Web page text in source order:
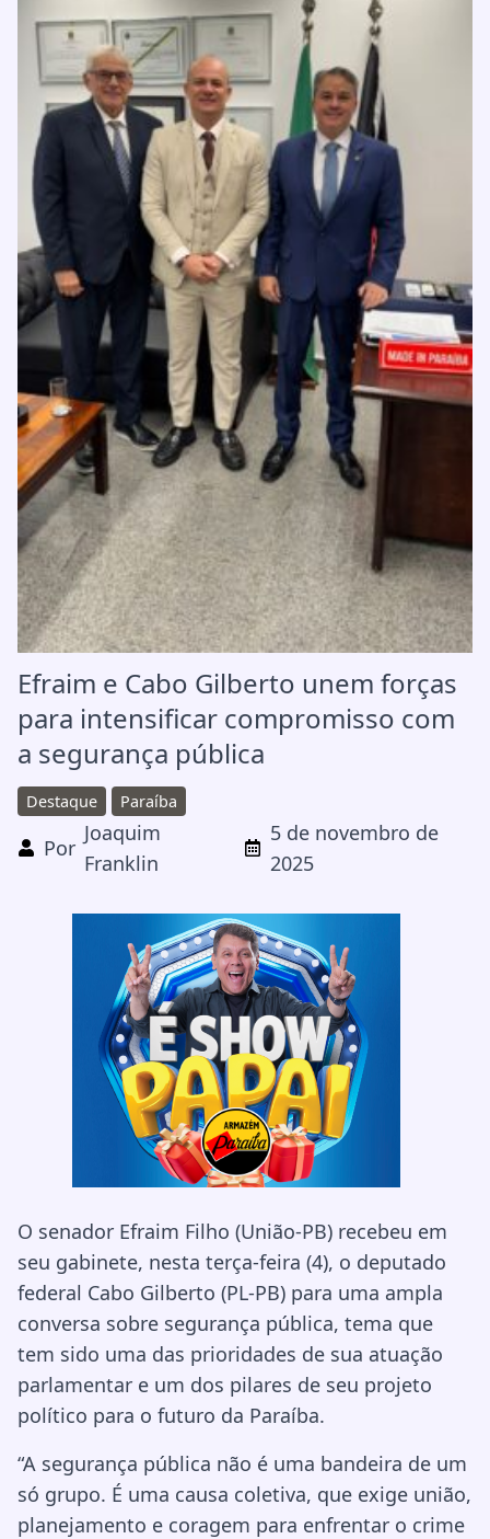
Efraim e Cabo Gilberto unem forças
para intensificar compromisso com
a segurança pública
Destaque Paraíba
Por
Joaquim
Franklin
5 de novembro de
2025
O senador Efraim Filho (União-PB) recebeu em
seu gabinete, nesta terça-feira (4), o deputado
federal Cabo Gilberto (PL-PB) para uma ampla
conversa sobre segurança pública, tema que
tem sido uma das prioridades de sua atuação
parlamentar e um dos pilares de seu projeto
político para o futuro da Paraíba.
“A segurança pública não é uma bandeira de um
só grupo. É uma causa coletiva, que exige união,
planejamento e coragem para enfrentar o crime